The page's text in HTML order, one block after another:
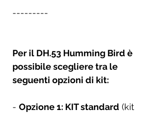
---------
Per il DH.53 Humming Bird è
possibile scegliere tra le
seguenti opzioni di kit:
- Opzione 1: KIT standard (kit